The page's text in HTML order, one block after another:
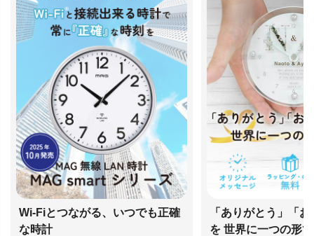
Wi-Fiとつながる、いつでも正確
な時計
「ありがとう」「
を 世界に一つの形